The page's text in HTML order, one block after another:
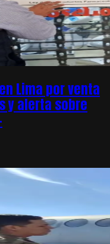
Lima por venta
y alerta sobre